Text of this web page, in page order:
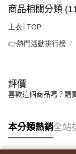
商品相關分類
上衣│TOP
👉熱門活動排行榜
評價
喜歡這個商品嗎？購
本分類熱銷全站